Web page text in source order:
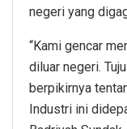
negeri yang
“Kami gencar
diluar negeri.
berpikirnya
Industri ini